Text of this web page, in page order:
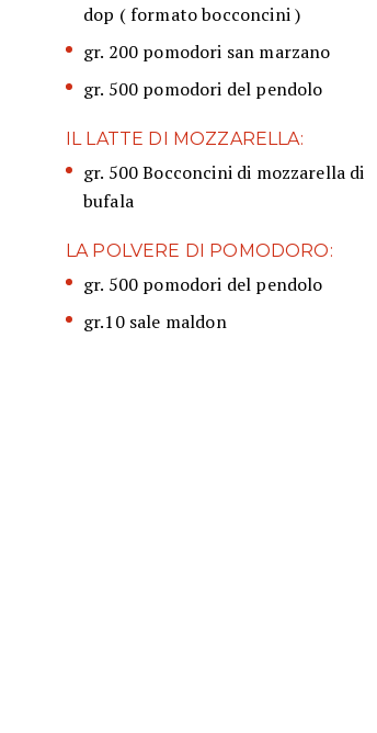
dop ( formato bocconcini )
gr. 200 pomodori san marzano
gr. 500 pomodori del pendolo
IL LATTE DI MOZZARELLA:
gr. 500 Bocconcini di mozzarella di
bufala
LA POLVERE DI POMODORO:
gr. 500 pomodori del pendolo
gr.10 sale maldon